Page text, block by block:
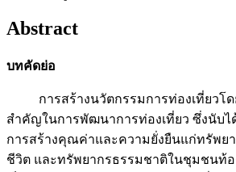
Abstract
บทคัดย่อ
การสร้างนวัตกรรมการท่องเที่ยวโด
สำคัญในการพัฒนาการท่องเที่ยว ซึ่งนับไ
การสร้างคุณค่าและความยั่งยืนแก่ทรัพย
ชีวิต และทรัพยากรธรรมชาติในชุมชนท้อ